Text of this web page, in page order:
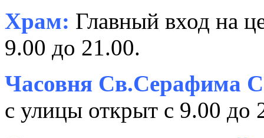
Храм: Главный вход на
9.00 до 21.00.
Часовня Св.Серафима
с улицы открыт с 9.00 до